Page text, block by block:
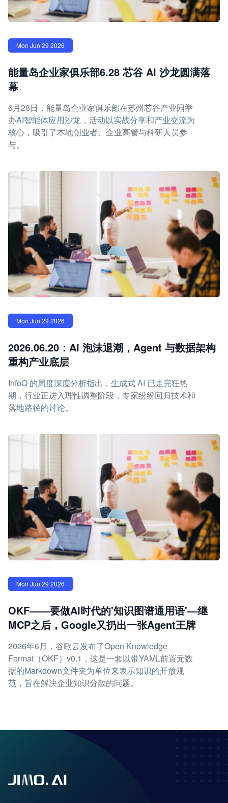
Mon Jun 29 2026
能量岛企业家俱乐部6.28 芯谷 AI 沙龙圆满落
幕
6月28日，能量岛企业家俱乐部在苏州芯谷产业园举
办AI智能体应用沙龙，活动以实战分享和产业交流为
核心，吸引了本地创业者、企业高管与科研人员参
与。
Mon Jun 29 2026
2026.06.20：AI 泡沫退潮，Agent 与数据架构
重构产业底层
InfoQ 的周度深度分析指出，生成式 AI 已走完狂热
期，行业正进入理性调整阶段，专家纷纷回归技术和
落地路径的讨论。
Mon Jun 29 2026
OKF——要做AI时代的'知识图谱通用语'—继
MCP之后，Google又扔出一张Agent王牌
2026年6月，谷歌云发布了Open Knowledge
Format（OKF）v0.1，这是一套以带YAML前置元数
据的Markdown文件夹为单位来表示知识的开放规
范，旨在解决企业知识分散的问题。